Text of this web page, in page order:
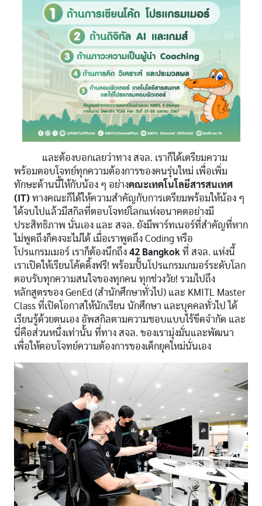
และต้องบอกเลยว่าทาง สจล. เราก็ได้เตรียมความ
พร้อมตอบโจทย์ทุกความต้องการของคนรุ่นใหม่ เพื่อเพิ่ม
ทักษะด้านนี้ให้กับน้อง ๆ อย่างคณะเทคโนโลยีสารสนเทศ
(IT) ทางคณะก็ได้ให้ความสำคัญกับการเตรียมพร้อมให้น้อง ๆ
ได้จบไปแล้วมีสกิลที่ตอบโจทย์โลกแห่งอนาคตอย่างมี
ประสิทธิภาพ นั่นเอง และ สจล. ยังมีพาร์ทเนอร์ที่สำคัญที่หาก
ไม่พูดถึงก็คงจะไม่ได้ เมื่อเราพูดถึง Coding หรือ
โปรแกรมเมอร์ เราก็ต้องนึกถึง 42 Bangkok ที่ สจล. แห่งนี้
เราเปิดให้เรียนโค้ดดิ้งฟรี! พร้อมปั้นโปรแกรมเกมอร์ระดับโลก
ตอบรับทุกความสนใจของทุกคน ทุกช่วงวัย! รวมไปถึง
หลักสูตรของ GenEd (สำนักศึกษาทั่วไป) และ KMITL Master
Class ที่เปิดโอกาสให้นักเรียน นักศึกษา และบุคคลทั่วไป ได้
เรียนรู้ด้วยตนเอง อัพสกิลตามความชอบแบบไร้ขีดจำกัด และ
นี่คือส่วนหนึ่งเท่านั้น ที่ทาง สจล. ของเรามุ่งมั่นและพัฒนา
เพื่อให้ตอบโจทย์ความต้องการของเด็กยุคใหม่นั่นเอง